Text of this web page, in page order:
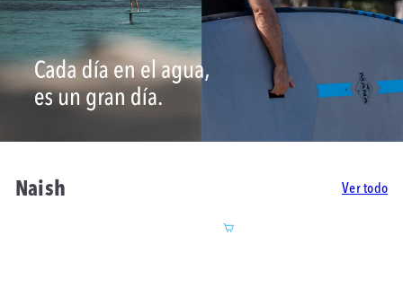
Naish Ver todo
Agregar al carrito